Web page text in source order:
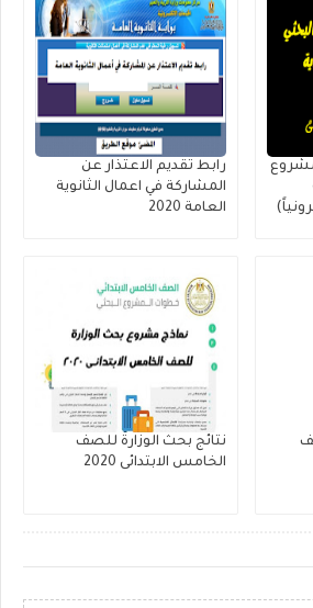
رابط تقديم الاعتذار عن
المشاركة في اعمال الثانوية
العامة 2020
نتائج بحث الوزارة للصف
الخامس الابتدائى 2020